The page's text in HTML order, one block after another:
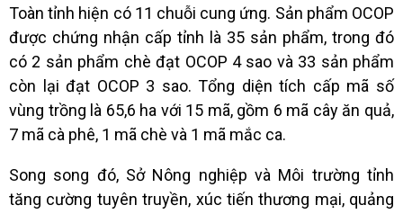
Toàn tỉnh hiện có 11 chuỗi cung ứng. Sản phẩm OCOP
được chứng nhận cấp tỉnh là 35 sản phẩm, trong đó
có 2 sản phẩm chè đạt OCOP 4 sao và 33 sản phẩm
còn lại đạt OCOP 3 sao. Tổng diện tích cấp mã số
vùng trồng là 65,6 ha với 15 mã, gồm 6 mã cây ăn quả,
7 mã cà phê, 1 mã chè và 1 mã mắc ca.
Song song đó, Sở Nông nghiệp và Môi trường tỉnh
tăng cường tuyên truyền, xúc tiến thương mại, quảng